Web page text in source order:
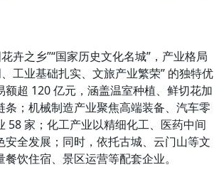
卉之乡”“国家历史文化名城”，产业格局
工业基础扎实、文旅产业繁荣” 的独特优
额超 120 亿元，涵盖温室种植、鲜切花加
条；机械制造产业聚焦高端装备、汽车零
58 家；化工产业以精细化工、医药中间
安全发展；同时，依托古城、云门山等文
饮住宿、景区运营等配套企业。